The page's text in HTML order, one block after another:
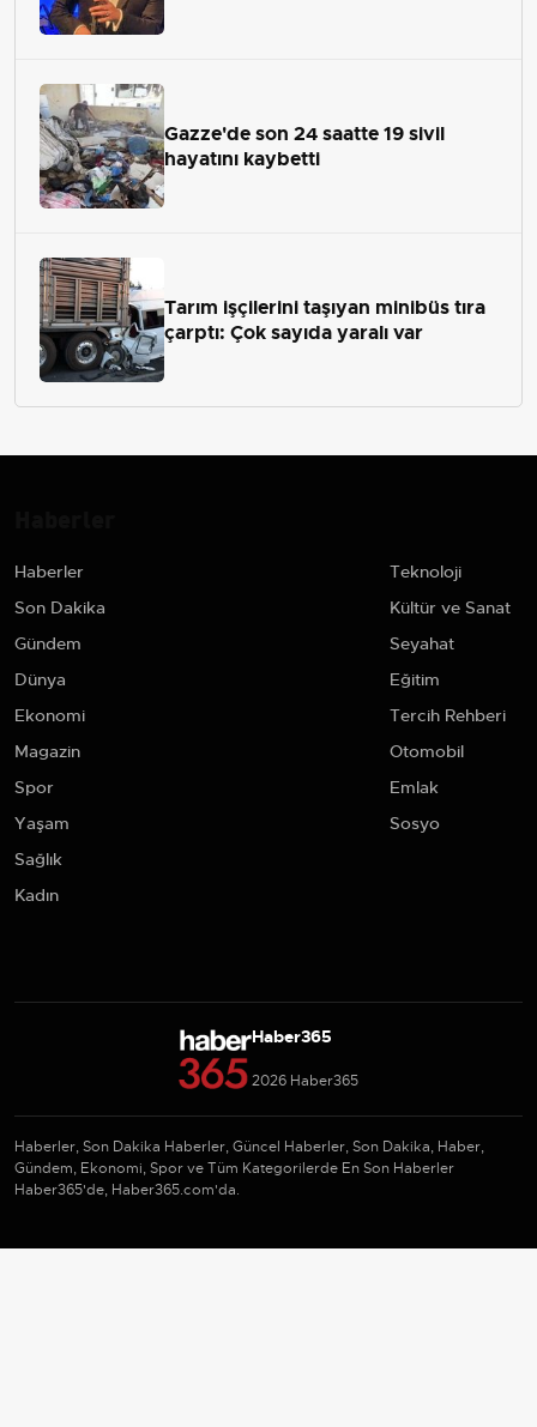
Gazze'de son 24 saatte 19 sivil
hayatını kaybetti
Tarım işçilerini taşıyan minibüs tıra
çarptı: Çok sayıda yaralı var
Haberler
Son Dakika
Gündem
Dünya
Ekonomi
Magazin
Spor
Yaşam
Sağlık
Kadın
Teknoloji
Kültür ve Sanat
Seyahat
Eğitim
Tercih Rehberi
Otomobil
Emlak
Sosyo
Haber365
2026 Haber365
Haberler, Son Dakika Haberler, Güncel Haberler, Son Dakika, Haber,
Gündem, Ekonomi, Spor ve Tüm Kategorilerde En Son Haberler
Haber365'de, Haber365.com'da.